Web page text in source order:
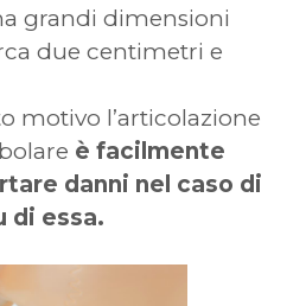
grandi dimensioni
due centimetri e
motivo l’articolazione
è facilmente
danni nel caso di
di essa.